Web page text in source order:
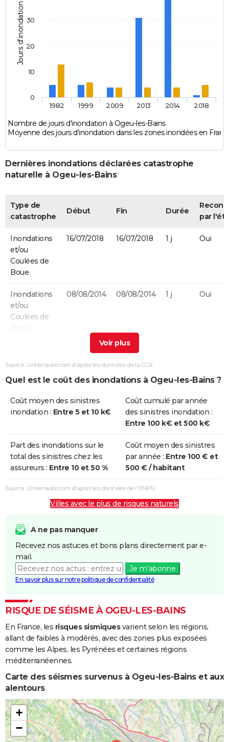
Jours d'inondation
Nombre de jours d'inondation à Ogeu-les-Bains
Moyenne des jours d'inondation dans les zones inondées en
1982 1999 2009 2013 2014 2018
0
10
20
30
Dernières inondations déclarées catastrophe
naturelle à Ogeu-les-Bains
Type de
catastrophe
Début Fin Durée
par
Inondations
et/ou
Coulées de
Boue
16/07/2018 16/07/2018 1 j Oui
Inondations
et/ou
Coulées de
Boue
08/08/2014 08/08/2014 1 j Oui
et/ou
Boue
03/04/2014 04/04/2014
Inondations
Remontée
05/03/2014 15/04/2014 42 j Oui
Inondations
et/ou
Coulées de
Boue
24/01/2014 25/01/2014 2 j Oui
Inondations
Nappe
04/02/2013 06/03/2013 31 j
Inondations
et/ou
Coulées de
Boue
24/01/2009 27/01/2009 4 j Non
Chocs
Mécaniques
liés à l'action
des Vagues
24/01/2009 27/01/2009 4 j
Chocs
Mécaniques
liés à l'action
25/12/1999
Inondations
et/ou
06/11/1982 10/11/1982 5 j Oui
Source : Linternaute.com d'après les données de la CCR
Quel est le coût des inondations à Ogeu-les-Bains ?
Coût moyen des sinistres
inondation : Entre 5 et 10 k€
Coût cumulé par année
des sinistres inondation :
Entre 100 k€ et 500 k€
Part des inondations sur le
total des sinistres chez les
assureurs : Entre 10 et 50 %
Coût moyen des sinistres
par année : Entre 100 € et
500 € / habitant
Source : Linternaute.com d'après les données de l'ONRN
Villes avec le plus de risques naturels
A ne pas manquer
Recevez nos astuces et bons plans directement par e-
mail.
Je m'abonne
En savoir plus sur notre politique de confidentialité
RISQUE DE SÉISME À OGEU-LES-BAINS
En France, les risques sismiquesvarient selon les régions,
allant de faibles à modérés, avec des zones plus exposées
comme les Alpes, les Pyrénées et certaines régions
méditerranéennes.
Carte des séismes survenus à Ogeu-les-Bains et aux
alentours
+
−